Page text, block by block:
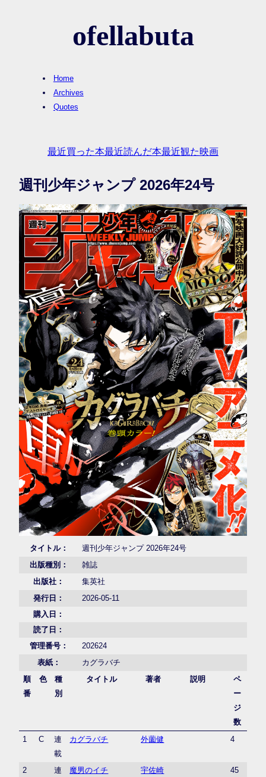
ofellabuta
Home
Archives
Quotes
最近買った本最近読んだ本最近観た映画
週刊少年ジャンプ 2026年24号
タイトル：
週刊少年ジャンプ 2026年24号
出版種別：
雑誌
出版社：
集英社
発行日：
2026-05-11
購入日：
読了日：
管理番号：
202624
表紙：
カグラバチ
順
番
色
種
別
タイトル 著者 説明
ペ
ー
ジ
数
1
C
連
載
カグラバチ 外薗健 4
2
連
魔男のイチ
宇佐崎
45